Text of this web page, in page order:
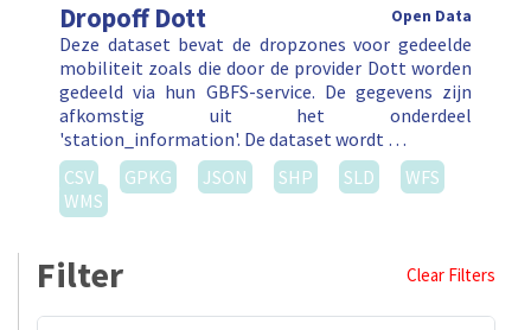
Dropoff Dott Open Data
Deze dataset bevat de dropzones voor gedeelde
mobiliteit zoals die door de provider Dott worden
gedeeld via hun GBFS-service. De gegevens zijn
afkomstig uit het onderdeel
'station_information'. De dataset wordt …
CSV
GPKG JSON SHP SLD
WFS
WMS
Filter Clear Filters